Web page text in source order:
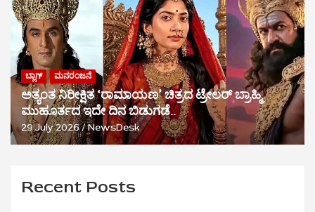
ಬ್ಲಾಗ್ ಮನರಂಜನೆ
ಅತ್ಯಂತ ನಿರೀಕ್ಷಿತ ‘ರಾಮಾಯಣ’ ಚಿತ್ರದ ಟ್ರೇಲರ್ ಬ್ರಾಹ್ಮಿ
ಮುಹೂರ್ತದ ಇದೇ ದಿನ ಬಿಡುಗಡೆ..
29 July 2026 NewsDesk
Recent Posts